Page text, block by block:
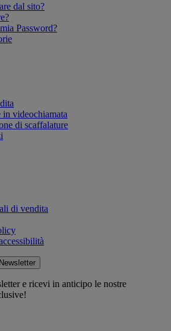
dal sito?
Password?
videochiamata
di scaffalature
di vendita
Newsletter
e ricevi in anticipo le nostre